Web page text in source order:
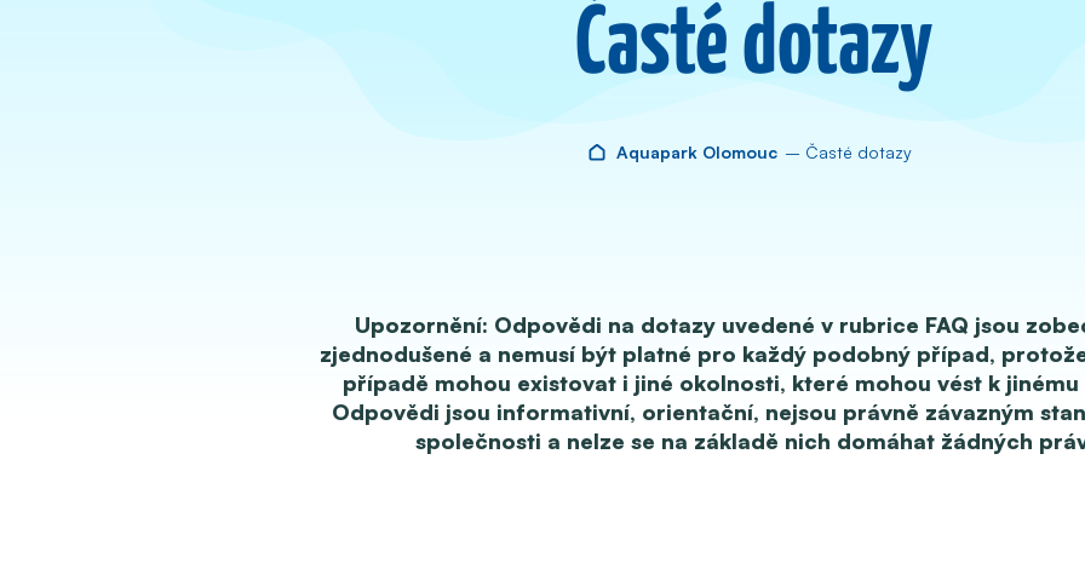
Časté dotazy
Aquapark Olomouc – Časté dotazy
Upozornění: Odpovědi na dotazy uvedené v rubrice FAQ jsou
zjednodušené a nemusí být platné pro každý podobný případ,
případě mohou existovat i jiné okolnosti, které mohou vést k jinému
Odpovědi jsou informativní, orientační, nejsou právně závazným
společnosti a nelze se na základě nich domáhat žádných